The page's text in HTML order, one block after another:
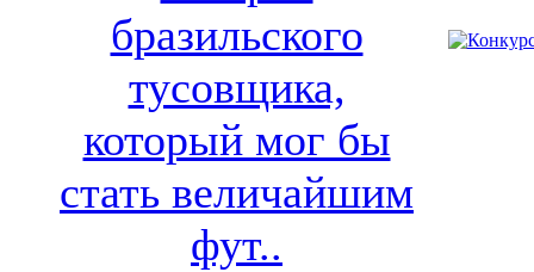
бразильского
тусовщика,
который мог бы
стать величайшим
фут..